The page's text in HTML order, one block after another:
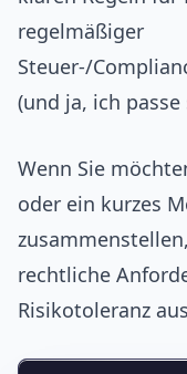
regelmäßiger
Steuer‑/
(und ja, ich
Wenn Sie
oder ein kurzes
rechtliche
Risikotoleranz